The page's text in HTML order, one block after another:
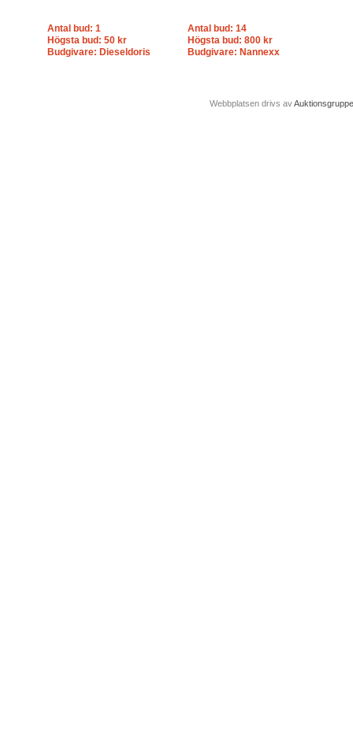
Antal bud: 1
Högsta bud: 50 kr
Budgivare: Dieseldoris
Antal bud: 14
Högsta bud: 800 kr
Budgivare: Nannexx
Webbplatsen drivs av